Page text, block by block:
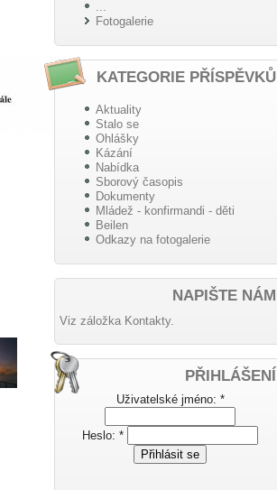
Fotogalerie
KATEGORIE PŘÍSPĚVKŮ
Aktuality
Stalo se
Ohlášky
Kázání
Nabídka
Sborový časopis
Dokumenty
Mládež - konfirmandi - děti
Beilen
Odkazy na fotogalerie
NAPIŠTE NÁM
Viz záložka Kontakty.
PŘIHLÁŠENÍ
Uživatelské jméno: *
Heslo:*